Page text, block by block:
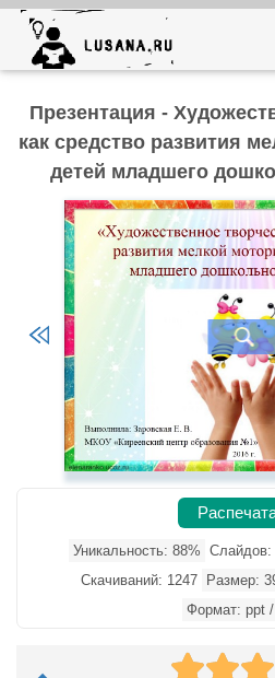
Презентация -
как средство развития
детей младшего
Уникальность: 88% Слайдов:
Скачиваний: 1247
Размер:
Формат: ppt